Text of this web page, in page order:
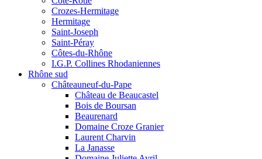
Crozes-Hermitage
Hermitage
Saint-Joseph
Saint-Péray
Côtes-du-Rhône
I.G.P. Collines Rhodaniennes
Rhône sud
Châteauneuf-du-Pape
Château de Beaucastel
Bois de Boursan
Beaurenard
Domaine Croze Granier
Laurent Charvin
La Janasse